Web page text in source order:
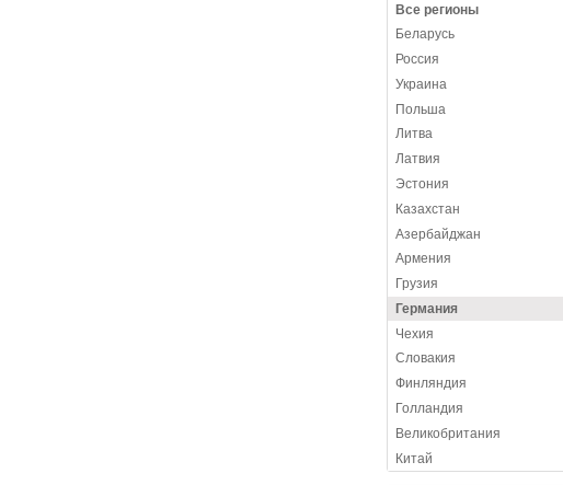
Все регионы
Беларусь
Россия
Украина
Польша
Литва
Латвия
Эстония
Казахстан
Азербайджан
Армения
Грузия
Германия
Чехия
Словакия
Финляндия
Голландия
Великобритания
Китай